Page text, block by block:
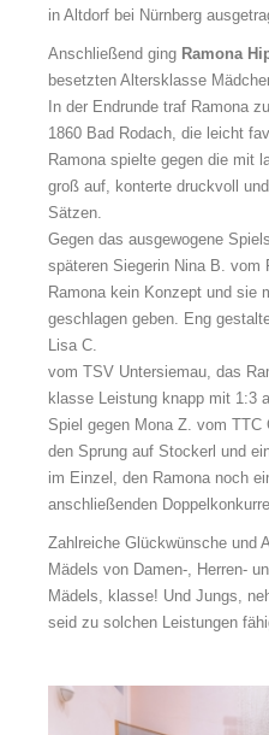
in Altdorf bei Nürnberg
Anschließend ging Ramona
besetzten Altersklasse
In der Endrunde traf Ramona
1860 Bad Rodach, die leicht
Ramona spielte gegen die mit
groß auf, konterte druckvoll
Sätzen.
Gegen das ausgewogene
späteren Siegerin Nina B. vom
Ramona kein Konzept und sie
geschlagen geben. Eng
Lisa C.
vom TSV Untersiemau, das
klasse Leistung knapp mit 1:3
Spiel gegen Mona Z. vom TTC
den Sprung auf Stockerl und
im Einzel, den Ramona noch
anschließenden
Zahlreiche Glückwünsche und
Mädels von Damen-, Herren-
Mädels, klasse! Und Jungs,
seid zu solchen Leistungen